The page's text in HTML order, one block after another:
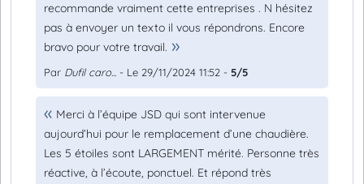
recommande vraiment cette entreprises . N hésitez
pas à envoyer un texto il vous répondrons. Encore
bravo pour votre travail.
Par Dufil caro... - Le 29/11/2024 11:52 - 5/5
Merci à l’équipe JSD qui sont intervenue
aujourd’hui pour le remplacement d’une chaudière.
Les 5 étoiles sont LARGEMENT mérité. Personne très
réactive, à l’écoute, ponctuel. Et répond très